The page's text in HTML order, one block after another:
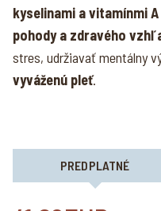
kyselinami a vitamínmi A
pohody a zdravého
stres, udržiavať mentálny
vyváženú pleť.
PREDPLATNÉ